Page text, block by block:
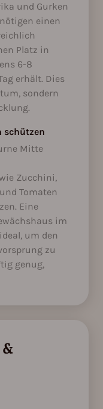
und Gurken
einen
Platz in
6-8
erhält. Dies
sondern
schützen
Mitte
Zucchini,
Tomaten
Eine
im
um den
zu
genug,